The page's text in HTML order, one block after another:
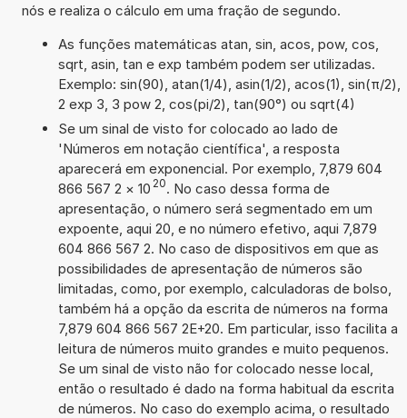
nós e realiza o cálculo em uma fração de segundo.
As funções matemáticas atan, sin, acos, pow, cos,
sqrt, asin, tan e exp também podem ser utilizadas.
Exemplo: sin(90), atan(1/4), asin(1/2), acos(1), sin(π/2),
2 exp 3, 3 pow 2, cos(pi/2), tan(90°) ou sqrt(4)
Se um sinal de visto for colocado ao lado de
'Números em notação científica', a resposta
aparecerá em exponencial. Por exemplo, 7,879 604
866 567 2 × 10 20. No caso dessa forma de
apresentação, o número será segmentado em um
expoente, aqui 20, e no número efetivo, aqui 7,879
604 866 567 2. No caso de dispositivos em que as
possibilidades de apresentação de números são
limitadas, como, por exemplo, calculadoras de bolso,
também há a opção da escrita de números na forma
7,879 604 866 567 2E+20. Em particular, isso facilita a
leitura de números muito grandes e muito pequenos.
Se um sinal de visto não for colocado nesse local,
então o resultado é dado na forma habitual da escrita
de números. No caso do exemplo acima, o resultado